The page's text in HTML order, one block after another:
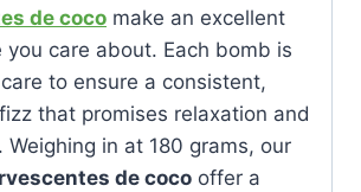
de coco make an excellent
care about. Each bomb is
to ensure a consistent,
that promises relaxation and
Weighing in at 180 grams, our
de coco offer a